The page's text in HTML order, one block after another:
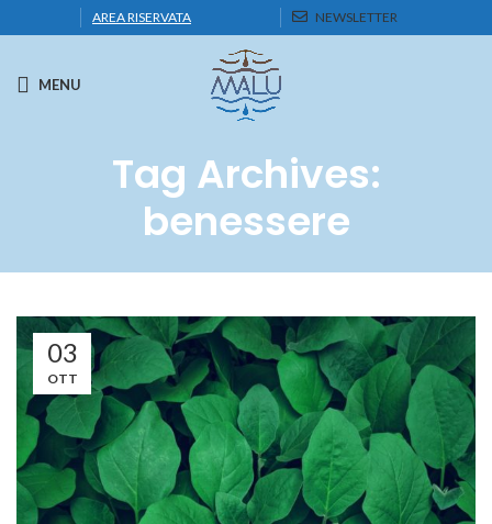
AREA RISERVATA NEWSLETTER
MENU
Tag Archives:
benessere
03
OTT